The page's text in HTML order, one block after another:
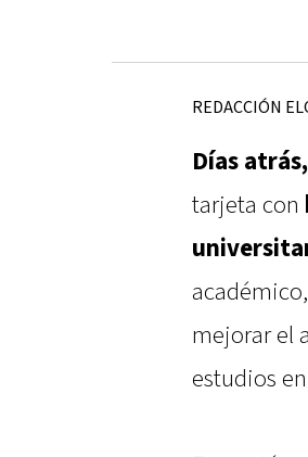
REDACCIÓN
Días
tarjeta con
mejorar el
estudios